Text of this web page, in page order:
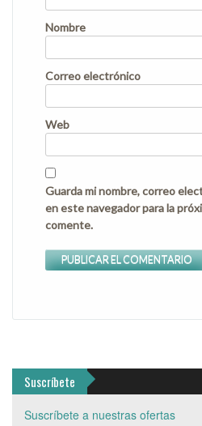
Nombre
Correo electrónico
Web
Guarda mi nombre, correo
en este navegador para la
comente.
Suscríbete
Suscríbete a nuestras ofertas